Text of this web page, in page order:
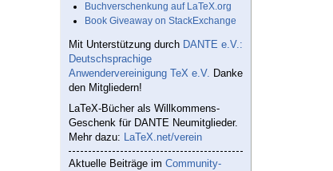
Buchverschenkung auf LaTeX.org
Book Giveaway on StackExchange
Mit Unterstützung durch DANTE e.V.:
Deutschsprachige
Anwendervereinigung TeX e.V. Danke
den Mitgliedern!
LaTeX-Bücher als Willkommens-
Geschenk für DANTE Neumitglieder.
Mehr dazu: LaTeX.net/verein
Aktuelle Beiträge im Community-